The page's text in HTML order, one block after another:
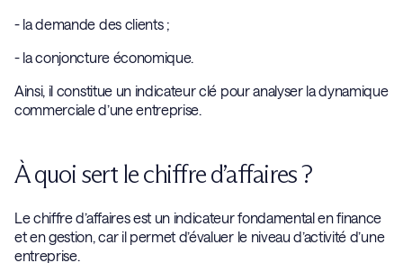
- la demande des clients ;
- la conjoncture économique.
Ainsi, il constitue un indicateur clé pour analyser la dynamique
commerciale d’une entreprise.
À quoi sert le chiffre d’affaires ?
Le chiffre d’affaires est un indicateur fondamental en finance
et en gestion, car il permet d’évaluer le niveau d’activité d’une
entreprise.